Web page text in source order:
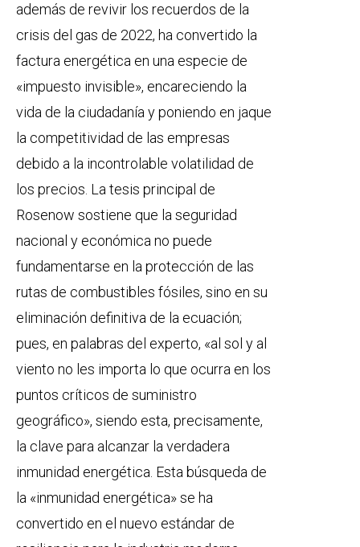
además de revivir los recuerdos de la
crisis del gas de 2022, ha convertido la
factura energética en una especie de
«impuesto invisible», encareciendo la
vida de la ciudadanía y poniendo en jaque
la competitividad de las empresas
debido a la incontrolable volatilidad de
los precios. La tesis principal de
Rosenow sostiene que la seguridad
nacional y económica no puede
fundamentarse en la protección de las
rutas de combustibles fósiles, sino en su
eliminación definitiva de la ecuación;
pues, en palabras del experto, «al sol y al
viento no les importa lo que ocurra en los
puntos críticos de suministro
geográfico», siendo esta, precisamente,
la clave para alcanzar la verdadera
inmunidad energética. Esta búsqueda de
la «inmunidad energética» se ha
convertido en el nuevo estándar de